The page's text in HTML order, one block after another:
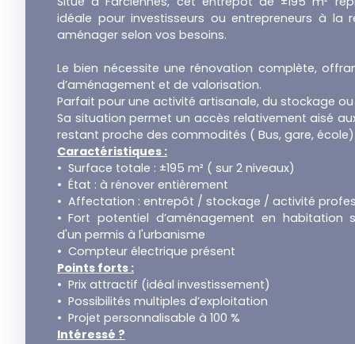
idéale pour investisseurs ou entrepreneurs à la
aménager selon vos besoins.
Le bien nécessite une rénovation complète,
d’aménagement et de valorisation.
Parfait pour une activité artisanale, du stockage
Sa situation permet un accès relativement aisé
restant proche des commodités ( Bus, gare,
Caractéristiques :
Surface totale : ±195 m² ( sur 2 niveaux)
État : à rénover entièrement
Affectation : entrepôt / stockage / activité
Fort potentiel d’aménagement en habitation
d'un permis à l'urbanisme
Compteur électrique présent
Points forts :
Prix attractif (idéal investissement)
Possibilités multiples d’exploitation
Projet personnalisable à 100 %
Intéressé ?